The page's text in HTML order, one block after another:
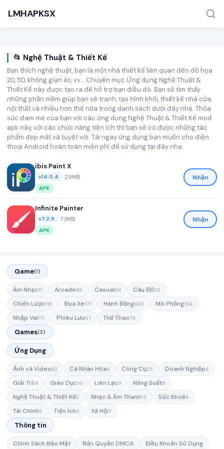
TÌM KIẾM PHỔ BIẾN
Game
LMHAPKSX
📂 Nghệ Thuật & Thiết Kế
Bạn thích nghệ thuật, bạn là một nhà thiết kế liên quan đến đồ họa
2D, 5D, không gian ảo, vv… Chuyên mục Ứng dụng Nghệ Thuật &
Thiết Kế này được tạo ra để hỗ trợ bạn điều đó. Bạn sẽ tìm thấy
những phần mềm giúp bạn sẽ tranh, tạo hình khối, thiết kế nhà cửa,
nội thất và nhiều hơn thế nữa trong danh sách dưới đây nhé. Thỏa
sức đam mê của bạn với các ứng dụng Nghệ Thuật & Thiết Kế mod
apk này, với các chức năng tiện ích thì bạn sẽ có được những tác
phẩm đẹp mắt và tuyệt vời. Tải ngay ứng dụng bạn muốn cho điện
thoại Android hoàn toàn miễn phí để sử dụng tại đây nha.
ibis Paint X
v14.0.4 29MB
APK
Nhận
Infinite Painter
v7.2.9 73MB
APK
Nhận
Game(1)
Âm Nhạc17 Arcade95 Casual84 Câu Đố112
Chiến Lược116 Đua Xe177 Hành Động493 Mô Phỏng314
Nhập Vai171 Phiêu Lưu67 Thể Thao73
Games(2)
Ứng Dụng
Ảnh và Video42 Cá Nhân Hóa4 Công Cụ25 Doanh Nghiệp4
Giải Trí14 Giáo Dục10 Liên Lạc9 Năng Suất8
Nghệ Thuật & Thiết Kế2 Nhạc & Âm Thanh15 Sức Khoẻ4
Tài Chính2 Tiện Ích4 Xã Hội7
Thông tin
Chính Sách Bảo Mật Bản Quyền DMCA Điều Khoản Sử Dụng